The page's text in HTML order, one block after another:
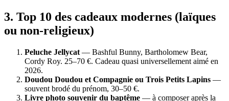
3. Top 10 des cadeaux modernes (laïques
ou non-religieux)
Peluche Jellycat — Bashful Bunny, Bartholomew Bear,
Cordy Roy. 25–70 €. Cadeau quasi universellement aimé en
2026.
Doudou Doudou et Compagnie ou Trois Petits Lapins —
souvent brodé du prénom, 30–50 €.
Livre photo souvenir du baptême — à composer après la